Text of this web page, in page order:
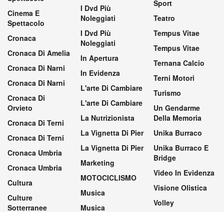
Cinema E
Spettacolo
Cronaca
Cronaca Di Amelia
Cronaca Di Narni
Cronaca Di Narni
Cronaca Di
Orvieto
Cronaca Di Terni
Cronaca Di Terni
Cronaca Umbria
Cronaca Umbria
Cultura
Culture
Sotterranee
I Dvd Più
Noleggiati
I Dvd Più
Noleggiati
In Apertura
In Evidenza
L'arte Di Cambiare
L'arte Di Cambiare
La Nutrizionista
La Vignetta Di Pier
La Vignetta Di Pier
Marketing
MOTOCICLISMO
Musica
Musica
Sport
Teatro
Tempus Vitae
Tempus Vitae
Ternana Calcio
Terni Motori
Turismo
Un Gendarme
Della Memoria
Unika Burraco
Unika Burraco E
Bridge
Video In Evidenza
Visione Olistica
Volley